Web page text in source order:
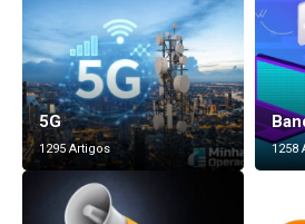
5G
1295 Artigos 1258